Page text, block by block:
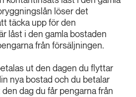
löser det
täcka upp för den
låst i den gamla bostaden
från försäljningen.
ut den dagen du flyttar
nya bostad och du betalar
dag du får pengarna från